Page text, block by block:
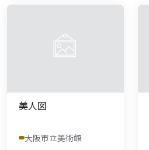
美人図
大阪市立美術館